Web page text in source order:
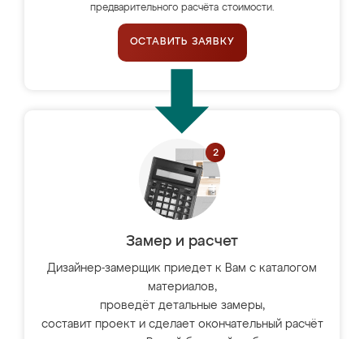
предварительного расчёта стоимости.
ОСТАВИТЬ ЗАЯВКУ
Замер и расчет
Дизайнер-замерщик приедет к Вам с каталогом
материалов,
проведёт детальные замеры,
составит проект и сделает окончательный расчёт